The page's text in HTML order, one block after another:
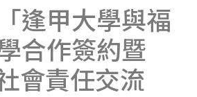
逢甲大學與福
合作簽約暨
會責任交流